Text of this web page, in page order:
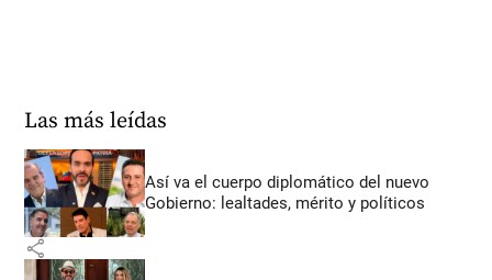
Las más leídas
Así va el cuerpo diplomático del nuevo
Gobierno: lealtades, mérito y políticos
share